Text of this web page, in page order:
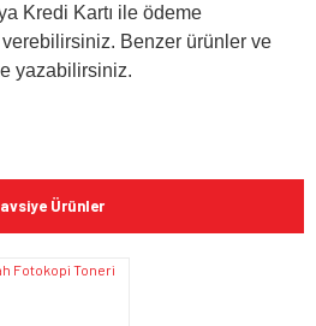
Kredi Kartı ile ödeme
Benzer ürünler ve
yazabilirsiniz.
ilk yorumu siz yapın!
Yorum Yaz
noktaları öneri formunu
Ürünler